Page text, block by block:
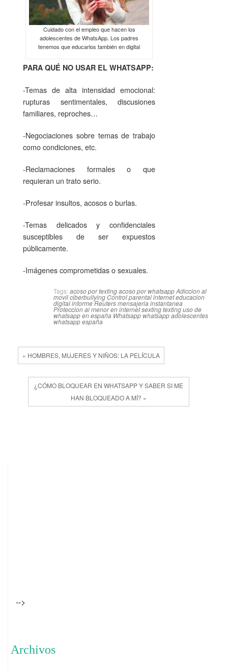
Cuidado con el empleo que hacen los
adolescentes de WhatsApp. Los padres
tenemos que educarlos también en digital
PARA QUÉ NO USAR EL WHATSAPP:
-Temas de alta intensidad emocional:
rupturas sentimentales, discusiones
familiares, reproches…
-Negociaciones sobre temas de trabajo
como condiciones, etc.
-Reclamaciones formales o que
requieran un trato serio.
-Profesar insultos, acosos o burlas.
-Temas delicados y confidenciales
susceptibles de ser expuestos
públicamente.
-Imágenes comprometidas o sexuales.
Tags: acoso por textingacoso por whatsappAdiccion al
movilciberbullyingControl parental interneteducacion
digitalinforme Reutersmensajeria instantanea
Proteccion al menor en internetsextingtextinguso de
whatsapp en españa Whatsapp whatsapp adolescentes
whatsapp españa
« HOMBRES, MUJERES Y NIÑOS: LA PELÍCULA
¿CÓMO BLOQUEAR EN WHATSAPP Y SABER SI ME
HAN BLOQUEADO A MÍ? »
-->
Archivos